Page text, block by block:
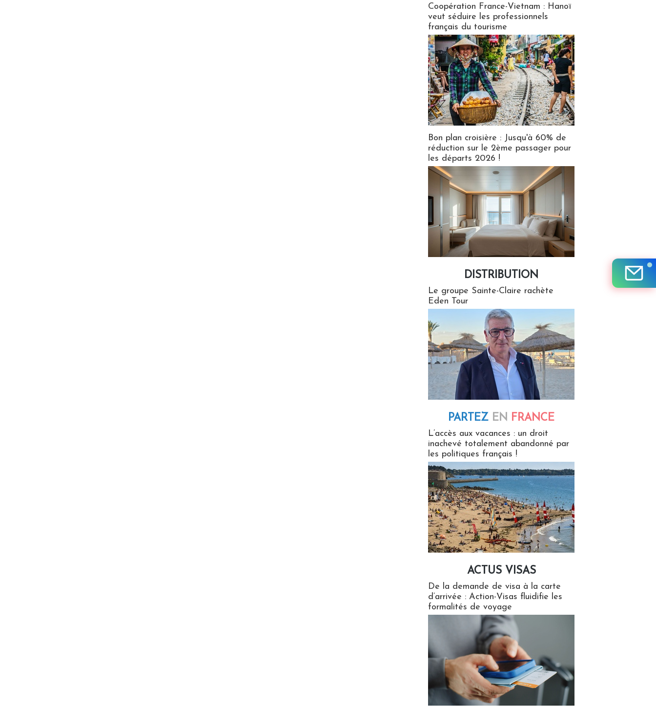
Coopération France-Vietnam : Hanoï
veut séduire les professionnels
français du tourisme
Bon plan croisière : Jusqu'à 60% de
réduction sur le 2ème passager pour
les départs 2026 !
DISTRIBUTION
Le groupe Sainte-Claire rachète
Eden Tour
PARTEZ EN FRANCE
L’accès aux vacances : un droit
inachevé totalement abandonné par
les politiques français !
ACTUS VISAS
De la demande de visa à la carte
d’arrivée : Action-Visas fluidifie les
formalités de voyage